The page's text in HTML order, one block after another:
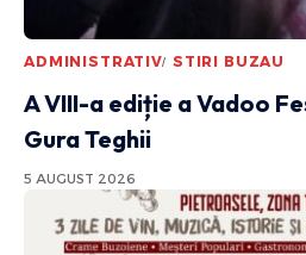
ADMINISTRATIV STIRI BUZAU
A VIII-a ediție a Vadoo
Gura Teghii
5 AUGUST 2026